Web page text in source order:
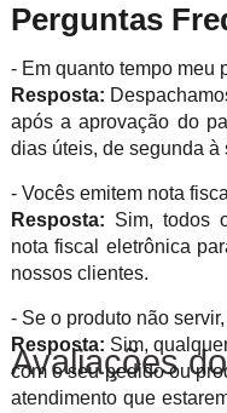
Perguntas
- Em quanto tempo meu
Resposta:
após a aprovação do
dias úteis, de segunda à
- Vocês emitem nota
Resposta: Sim, todos
nota fiscal eletrônica
nossos clientes.
- Se o produto não
Resposta: Sim,
com o seu pedido ou
atendimento que
Avaliações